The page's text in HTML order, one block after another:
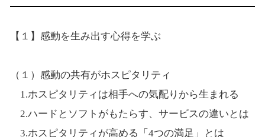
【１】感動を生み出す心得を学ぶ
（１）感動の共有がホスピタリティ
1.ホスピタリティは相手への気配りから生まれる
2.ハードとソフトがもたらす、サービスの違いとは
3.ホスピタリティが高める「4つの満足」とは